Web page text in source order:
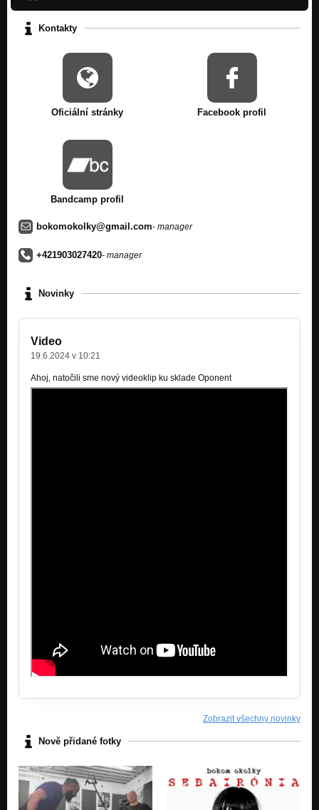
Boha mu!
Prelomový Album
Prelomový Album
Kontakty
Oficiální stránky Facebook profil
Bandcamp profil
bokomokolky@gmail.com- manager
+421903027420- manager
Novinky
Video
19.6.2024 v 10:21
Ahoj, natočili sme nový videoklip ku sklade Oponent
Zobrazit všechny novinky
Nově přidané fotky